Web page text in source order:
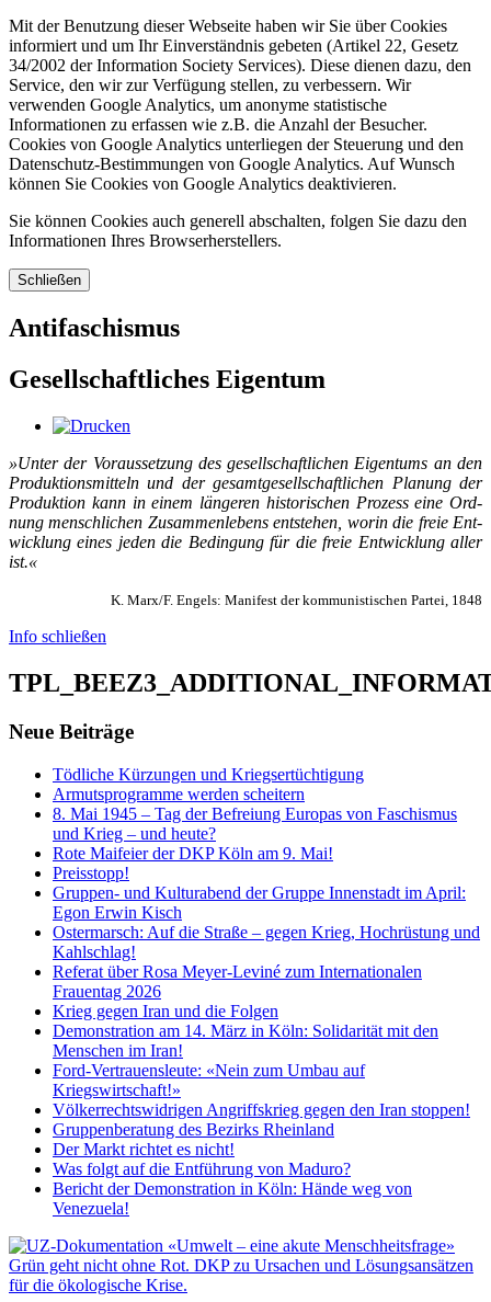
Mit der Benutzung dieser Webseite haben wir Sie über Cookies
informiert und um Ihr Einverständnis gebeten (Artikel 22, Gesetz
34/2002 der Information Society Services). Diese dienen dazu, den
Service, den wir zur Verfügung stellen, zu verbessern. Wir
verwenden Google Analytics, um anonyme statistische
Informationen zu erfassen wie z.B. die Anzahl der Besucher.
Cookies von Google Analytics unterliegen der Steuerung und den
Datenschutz-Bestimmungen von Google Analytics. Auf Wunsch
können Sie Cookies von Google Analytics deaktivieren.
Sie können Cookies auch generell abschalten, folgen Sie dazu den
Informationen Ihres Browserherstellers.
Schließen
Antifaschismus
Gesellschaftliches Eigentum
»Un­ter der Vor­aus­set­zung des ge­sell­schaft­li­chen Ei­gen­tums an den
Pro­duk­ti­ons­mit­teln und der ge­samt­ge­sell­schaft­li­chen Pla­nung der
Pro­duk­ti­on kann in ei­nem län­ge­ren his­to­ri­schen Pro­zess ei­ne Ord­
nung mensch­li­chen Zu­sam­men­le­bens ent­ste­hen, wor­in die freie Ent­
wick­lung ei­nes je­den die Be­din­gung für die freie Ent­wick­lung al­ler
ist.«
K. Marx/F. Engels: Manifest der kommunistischen Partei, 1848
Info schließen
Neue Beiträge
Tödliche Kürzungen und Kriegsertüchtigung
Armutsprogramme werden scheitern
8. Mai 1945 – Tag der Befreiung Europas von Faschismus
und Krieg – und heute?
Rote Maifeier der DKP Köln am 9. Mai!
Preisstopp!
Gruppen- und Kulturabend der Gruppe Innenstadt im April:
Egon Erwin Kisch
Ostermarsch: Auf die Straße – gegen Krieg, Hochrüstung und
Kahlschlag!
Referat über Rosa Meyer-Leviné zum Internationalen
Frauentag 2026
Krieg gegen Iran und die Folgen
Demonstration am 14. März in Köln: Solidarität mit den
Menschen im Iran!
Ford-Vertrauensleute: «Nein zum Umbau auf
Kriegswirtschaft!»
Völkerrechtswidrigen Angriffskrieg gegen den Iran stoppen!
Gruppenberatung des Bezirks Rheinland
Der Markt richtet es nicht!
Was folgt auf die Entführung von Maduro?
Bericht der Demonstration in Köln: Hände weg von
Venezuela!